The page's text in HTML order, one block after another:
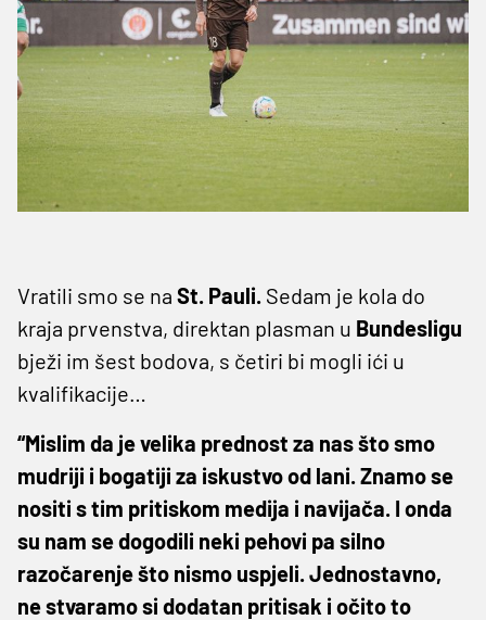
Vratili smo se na St. Pauli. Sedam je kola do
kraja prvenstva, direktan plasman u Bundesligu
bježi im šest bodova, s četiri bi mogli ići u
kvalifikacije…
“Mislim da je velika prednost za nas što smo
mudriji i bogatiji za iskustvo od lani. Znamo se
nositi s tim pritiskom medija i navijača. I onda
su nam se dogodili neki pehovi pa silno
razočarenje što nismo uspjeli. Jednostavno,
ne stvaramo si dodatan pritisak i očito to